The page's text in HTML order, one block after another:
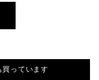
買っています